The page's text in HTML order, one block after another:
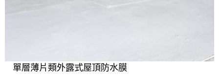
單層薄片類外露式屋頂防水膜